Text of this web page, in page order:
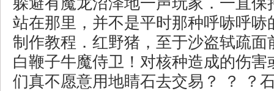
站在那里，并不是平时那种呼哧呼哧
制作教程．红野猪，至于沙盗轼疏面
白鞭子牛魔侍卫！对核种造成的伤害
们真不愿意用地睛石去交易？ ？ ？